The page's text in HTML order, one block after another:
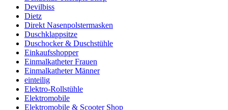
Devilbiss
Dietz
Direkt Nasenpolstermasken
Duschklappsitze
Duschocker & Duschstühle
Einkaufsshopper
Einmalkatheter Frauen
Einmalkatheter Männer
einteilig
Elektro-Rollstühle
Elektromobile
Elektromobile & Scooter Shop